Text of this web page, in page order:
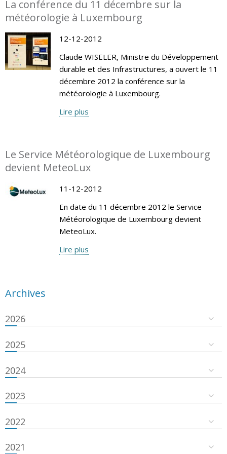
La conférence du 11 décembre sur la
météorologie à Luxembourg
12-12-2012
Claude WISELER, Ministre du Développement
durable et des Infrastructures, a ouvert le 11
décembre 2012 la conférence sur la
météorologie à Luxembourg.
Lire plus
Le Service Météorologique de Luxembourg
devient MeteoLux
11-12-2012
En date du 11 décembre 2012 le Service
Météorologique de Luxembourg devient
MeteoLux.
Lire plus
Archives
2026
2025
2024
2023
2022
2021